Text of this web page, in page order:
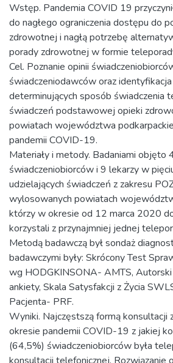
Wstęp. Pandemia COVID 19
do nagłego ograniczenia dostępu do
zdrowotnej i nagłą potrzebę
porady zdrowotnej w formie
Cel. Poznanie opinii
świadczeniodawców oraz
determinujących sposób świadczenia
świadczeń podstawowej opieki
powiatach województwa
pandemii COVID-19.
Materiały i metody. Badaniami objęto
świadczeniobiorców i 9 lekarzy w
udzielających świadczeń z zakresu
wylosowanych powiatach
którzy w okresie od 12 marca 2020
korzystali z przynajmniej jednej
Metodą badawczą był sondaż
badawczymi były: Skrócony Test
wg HODGKINSONA- AMTS,
ankiety, Skala Satysfakcji z Życia
Pacjenta- PRF.
Wyniki. Najczęstszą formą konsultacji
okresie pandemii COVID-19 z jakiej
(64,5%) świadczeniobiorców była